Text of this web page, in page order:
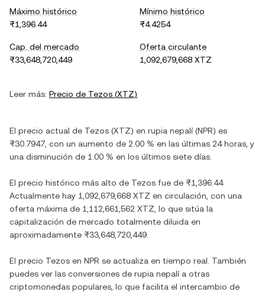
Máximo histórico
₨1,396.44
Mínimo histórico
₨4.4254
Cap. del mercado
₨33,648,720,449
Oferta circulante
1,092,679,668 XTZ
Leer más: Precio de Tezos (XTZ)
El precio actual de Tezos (XTZ) en rupia nepalí(NPR) es
₨30.7947 , con un aumento de 2.00 % en las últimas 24 horas, y
una disminución de 1.00 % en los últimos siete días.
El precio histórico más alto de Tezos fue de ₨1,396.44.
Actualmente hay 1,092,679,668 XTZ en circulación, con una
oferta máxima de 1,112,661,562 XTZ , lo que sitúa la
capitalización de mercado totalmente diluida en
aproximadamente ₨33,648,720,449
El precio Tezos en NPR se actualiza en tiempo real. También
puedes ver las conversiones de rupia nepalía otras
criptomonedas populares, lo que facilita el intercambio de